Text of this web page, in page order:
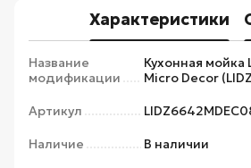
Характеристики
Название
модификации
Кухонная
Micro Decor
Артикул
Наличие В наличии